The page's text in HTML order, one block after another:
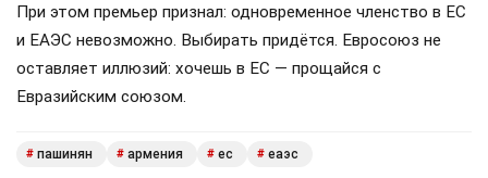
При этом премьер признал: одновременное членство в ЕС
и ЕАЭС невозможно. Выбирать придётся. Евросоюз не
оставляет иллюзий: хочешь в ЕС — прощайся с
Евразийским союзом.
# пашинян # армения # ес # еаэс